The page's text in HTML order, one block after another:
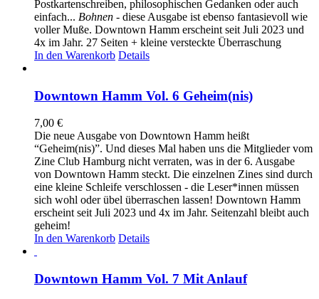
Postkartenschreiben, philosophischen Gedanken oder auch
einfach... Bohnen - diese Ausgabe ist ebenso fantasievoll wie
voller Muße. Downtown Hamm erscheint seit Juli 2023 und
4x im Jahr. 27 Seiten + kleine versteckte Überraschung
In den Warenkorb Details
Downtown Hamm Vol. 6 Geheim(nis)
7,00 €
Die neue Ausgabe von Downtown Hamm heißt
“Geheim(nis)”. Und dieses Mal haben uns die Mitglieder vom
Zine Club Hamburg nicht verraten, was in der 6. Ausgabe
von Downtown Hamm steckt. Die einzelnen Zines sind durch
eine kleine Schleife verschlossen - die Leser*innen müssen
sich wohl oder übel überraschen lassen! Downtown Hamm
erscheint seit Juli 2023 und 4x im Jahr. Seitenzahl bleibt auch
geheim!
In den Warenkorb Details
Downtown Hamm Vol. 7 Mit Anlauf